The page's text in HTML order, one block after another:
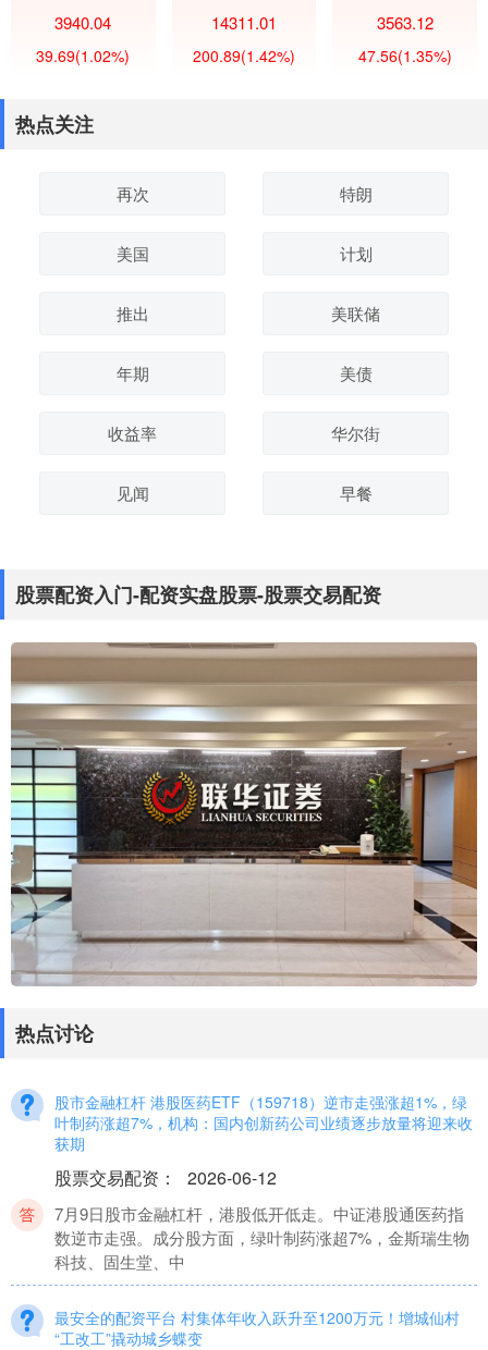
3940.04
39.69(1.02%)
14311.01
200.89(1.42%)
3563.12
47.56(1.35%)
热点关注
再次 特朗
美国 计划
推出 美联储
年期 美债
收益率 华尔街
见闻 早餐
股票配资入门-配资实盘股票-股票交易配资
热点讨论
股市金融杠杆 港股医药ETF（159718）逆市走强涨超1%，绿
叶制药涨超7%，机构：国内创新药公司业绩逐步放量将迎来收
获期
股票交易配资 ： 2026-06-12
7月9日股市金融杠杆，港股低开低走。中证港股通医药指
数逆市走强。成分股方面，绿叶制药涨超7%，金斯瑞生物
科技、固生堂、中
最安全的配资平台 村集体年收入跃升至1200万元！增城仙村
“工改工”撬动城乡蝶变